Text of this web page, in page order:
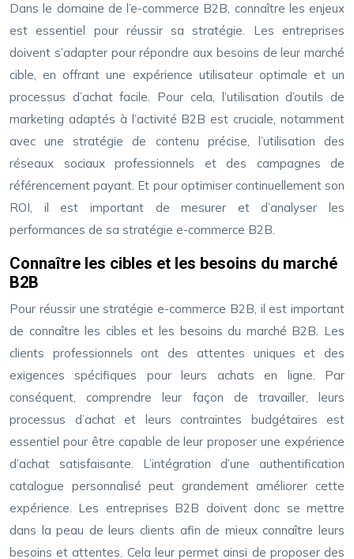
Dans le domaine de l’e-commerce B2B, connaître les enjeux
est essentiel pour réussir sa stratégie. Les entreprises
doivent s’adapter pour répondre aux besoins de leur marché
cible, en offrant une expérience utilisateur optimale et un
processus d’achat facile. Pour cela, l’utilisation d’outils de
marketing adaptés à l’activité B2B est cruciale, notamment
avec une stratégie de contenu précise, l’utilisation des
réseaux sociaux professionnels et des campagnes de
référencement payant. Et pour optimiser continuellement son
ROI, il est important de mesurer et d’analyser les
performances de sa stratégie e-commerce B2B.
Connaître les cibles et les besoins du marché
B2B
Pour réussir une stratégie e-commerce B2B, il est important
de connaître les cibles et les besoins du marché B2B. Les
clients professionnels ont des attentes uniques et des
exigences spécifiques pour leurs achats en ligne. Par
conséquent, comprendre leur façon de travailler, leurs
processus d’achat et leurs contraintes budgétaires est
essentiel pour être capable de leur proposer une expérience
d’achat satisfaisante. L’intégration d’une authentification
catalogue personnalisé peut grandement améliorer cette
expérience. Les entreprises B2B doivent donc se mettre
dans la peau de leurs clients afin de mieux connaître leurs
besoins et attentes. Cela leur permet ainsi de proposer des